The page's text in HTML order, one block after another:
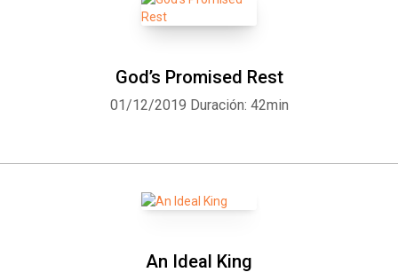
God’s Promised Rest
01/12/2019 Duración: 42min
An Ideal King